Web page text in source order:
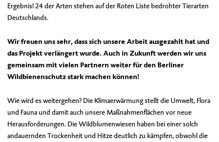
Ergebnis! 24 der Arten stehen auf der Roten Liste bedrohter Tierarten
Deutschlands.
Wir freuen uns sehr, dass sich unsere Arbeit ausgezahlt hat und
das Projekt verlängert wurde. Auch in Zukunft werden wir uns
gemeinsam mit vielen Partnern weiter für den Berliner
Wildbienenschutz stark machen können!
Wie wird es weitergehen? Die Klimaerwärmung stellt die Umwelt, Flora
und Fauna und damit auch unsere Maßnahmenflächen vor neue
Herausforderungen. Die Wildblumenwiesen haben bei einer solch
andauernden Trockenheit und Hitze deutlich zu kämpfen, obwohl die